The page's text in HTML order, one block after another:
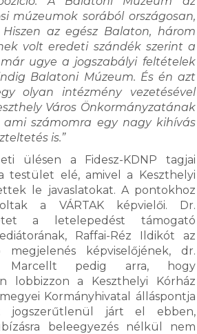
múzeumok sorából országosan,
az egész Balaton, három
volt eredeti szándék szerint a
ugye a jogszabályi feltételek
Balatoni Múzeum. És én azt
olyan intézmény vezetésével
Város Önkormányzatának
ami számomra egy nagy kihívás
is.”
ülésen a Fidesz-KDNP tagjai
testület elé, amivel a Keszthelyi
le javaslatokat. A pontokhoz
a VÁRTAK képvielői. Dr.
a letelepedést támogató
Raffai-Réz Ildikót az
megjelenés képviselőjének, dr.
Marcellt pedig arra, hogy
lobbizzon a Keszthelyi Kórház
Kormányhivatal álláspontja
jogszerűtlenül járt el ebben,
beleegyezés nélkül nem